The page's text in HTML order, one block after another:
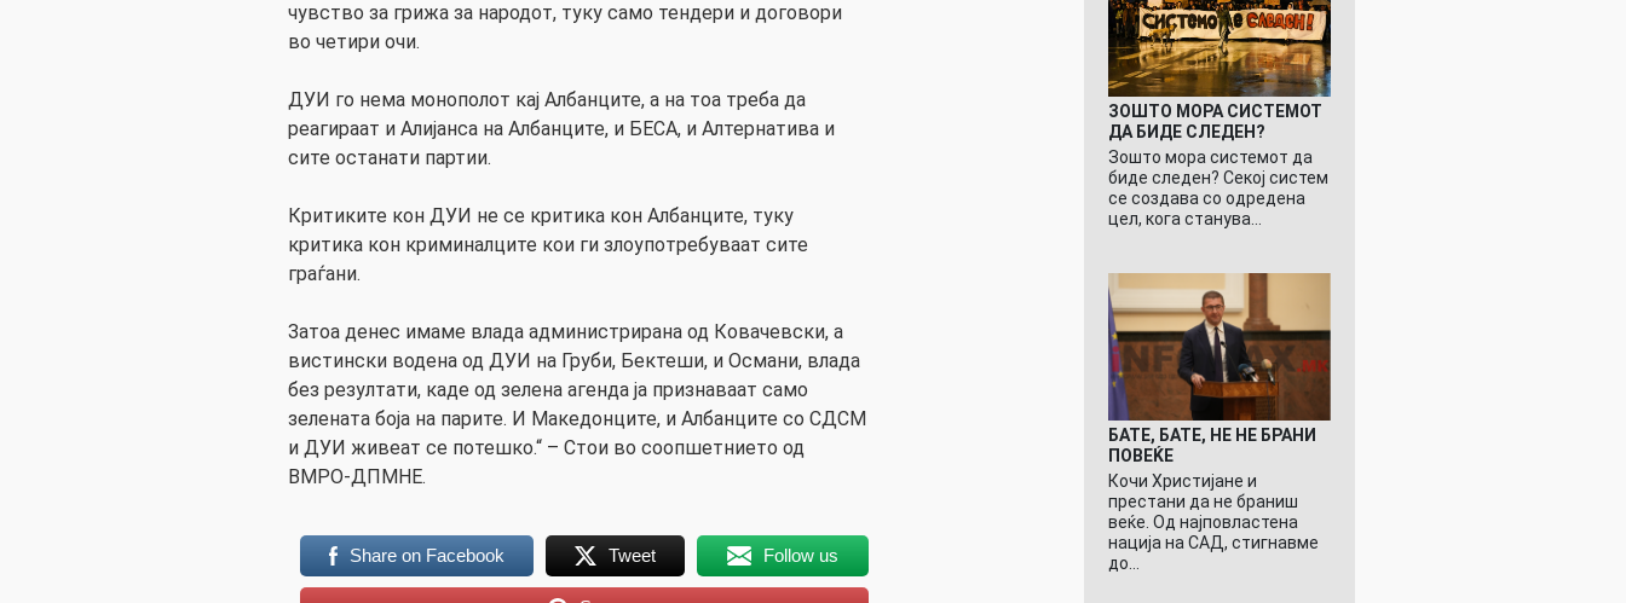
чувство за грижа за народот, туку само тендери и договори
во четири очи.
ДУИ го нема монополот кај Албанците, а на тоа треба да
реагираат и Алијанса на Албанците, и БЕСА, и Алтернатива и
сите останати партии.
Критиките кон ДУИ не се критика кон Албанците, туку
критика кон криминалците кои ги злоупотребуваат сите
граѓани.
Затоа денес имаме влада администрирана од Ковачевски, а
вистински водена од ДУИ на Груби, Бектеши, и Османи, влада
без резултати, каде од зелена агенда ја признаваат само
зелената боја на парите. И Македонците, и Албанците со СДСМ
и ДУИ живеат се потешко.“ – Стои во соопшетнието од
ВМРО-ДПМНЕ.
Share on Facebook Tweet Follow us
ЗОШТО МОРА СИСТЕМОТ
ДА БИДЕ СЛЕДЕН?
Зошто мора системот да
биде следен? Секој систем
се создава со одредена
цел, кога станува…
БАТЕ, БАТЕ, НЕ НЕ БРАНИ
ПОВЕЌЕ
Кочи Христијане и
престани да не браниш
веќе. Од најповластена
нација на САД, стигнавме
до…